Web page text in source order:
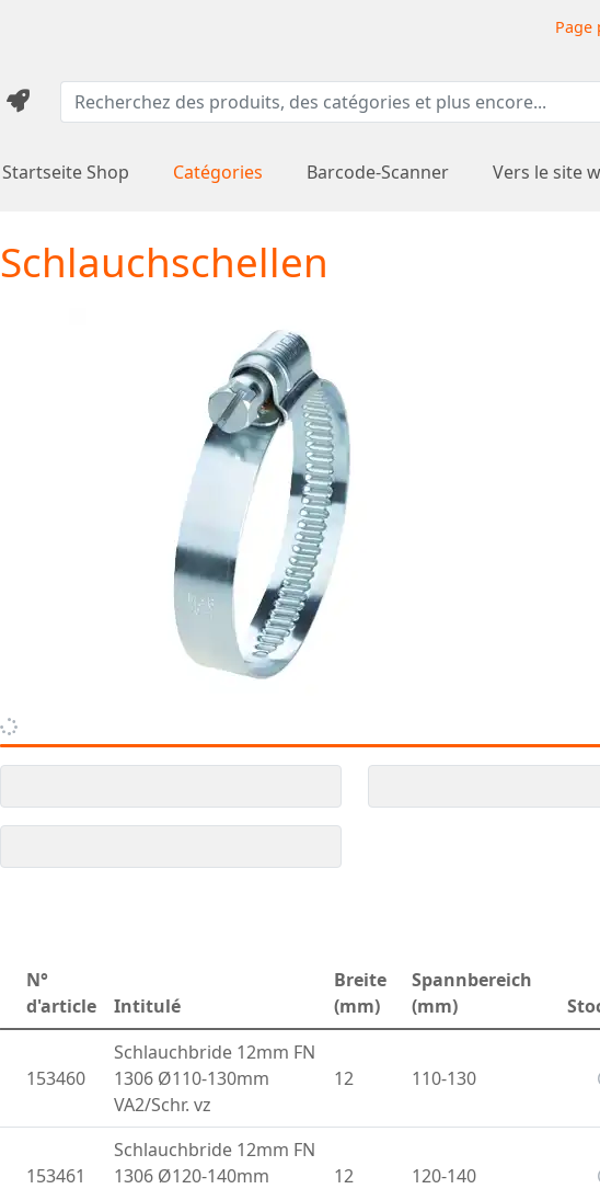
Page
Startseite Shop Catégories Barcode-Scanner Vers le site
Schlauchschellen
N°
d'article
Intitulé
Breite
(mm)
Spannbereich
(mm)
153460
Schlauchbride 12mm FN
1306 Ø110-130mm
VA2/Schr. vz
12 110-130
153461
Schlauchbride 12mm FN
1306 Ø120-140mm
12 120-140